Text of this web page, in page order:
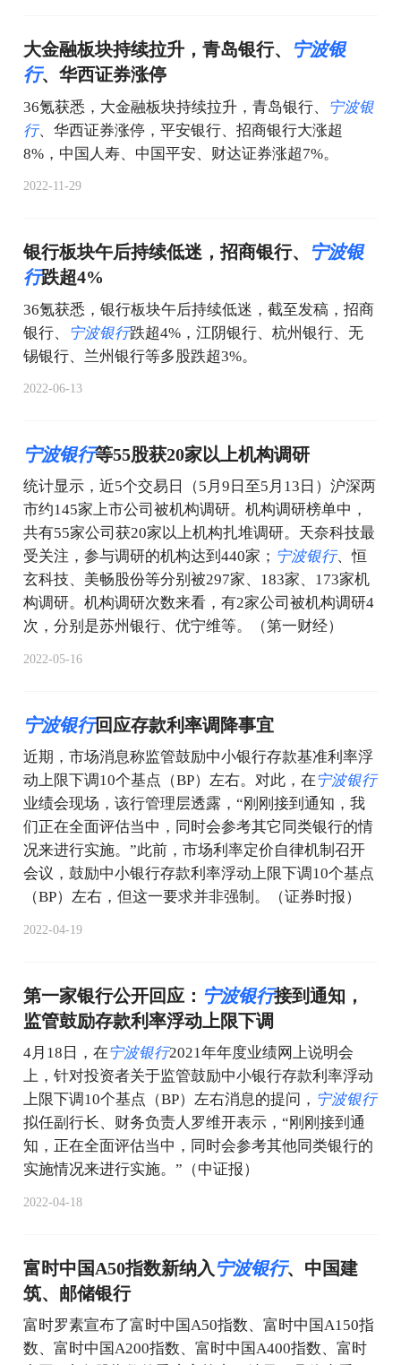
大金融板块持续拉升，青岛银行、 宁波银
行、华西证券涨停
36氪获悉，大金融板块持续拉升，青岛银行、 宁波银
行、华西证券涨停，平安银行、招商银行大涨超
8%，中国人寿、中国平安、财达证券涨超7%。
2022-11-29
银行板块午后持续低迷，招商银行、 宁波银
行跌超4%
36氪获悉，银行板块午后持续低迷，截至发稿，招商
银行、
宁波银行跌超4%，江阴银行、杭州银行、无
锡银行、兰州银行等多股跌超3%。
2022-06-13
宁波银行等55股获20家以上机构调研
统计显示，近5个交易日（5月9日至5月13日）沪深两
市约145家上市公司被机构调研。机构调研榜单中，
共有55家公司获20家以上机构扎堆调研。天奈科技最
受关注，参与调研的机构达到440家； 宁波银行、恒
玄科技、美畅股份等分别被297家、183家、173家机
构调研。机构调研次数来看，有2家公司被机构调研4
次，分别是苏州银行、优宁维等。（第一财经）
2022-05-16
宁波银行回应存款利率调降事宜
近期，市场消息称监管鼓励中小银行存款基准利率浮
动上限下调10个基点（BP）左右。对此，在宁波银行
业绩会现场，该行管理层透露，“刚刚接到通知，我
们正在全面评估当中，同时会参考其它同类银行的情
况来进行实施。”此前，市场利率定价自律机制召开
会议，鼓励中小银行存款利率浮动上限下调10个基点
（BP）左右，但这一要求并非强制。（证券时报）
2022-04-19
第一家银行公开回应： 宁波银行接到通知，
监管鼓励存款利率浮动上限下调
4月18日，在宁波银行2021年年度业绩网上说明会
上，针对投资者关于监管鼓励中小银行存款利率浮动
上限下调10个基点（BP）左右消息的提问， 宁波银行
拟任副行长、财务负责人罗维开表示，“刚刚接到通
知，正在全面评估当中，同时会参考其他同类银行的
实施情况来进行实施。”（中证报）
2022-04-18
富时中国A50指数新纳入 宁波银行、中国建
筑、邮储银行
富时罗素宣布了富时中国A50指数、富时中国A150指
数、富时中国A200指数、富时中国A400指数、富时